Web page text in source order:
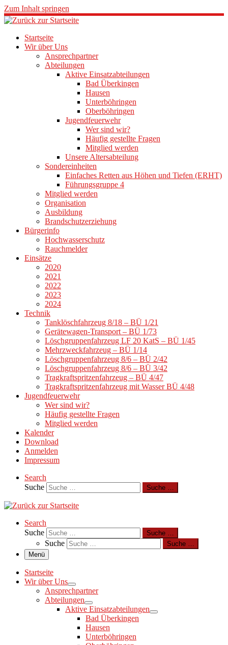
Zum Inhalt springen
Startseite
Wir über Uns
Ansprechpartner
Abteilungen
Aktive Einsatzabteilungen
Bad Überkingen
Hausen
Unterböhringen
Oberböhringen
Jugendfeuerwehr
Wer sind wir?
Häufig gestellte Fragen
Mitglied werden
Unsere Altersabteilung
Sondereinheiten
Einfaches Retten aus Höhen und Tiefen (ERHT)
Führungsgruppe 4
Mitglied werden
Organisation
Ausbildung
Brandschutzerziehung
Bürgerinfo
Hochwasserschutz
Rauchmelder
Einsätze
2020
2021
2022
2023
2024
Technik
Tanklöschfahrzeug 8/18 – BÜ 1/21
Gerätewagen-Transport – BÜ 1/73
Löschgruppenfahrzeug LF 20 KatS – BÜ 1/45
Mehrzweckfahrzeug – BÜ 1/14
Löschgruppenfahrzeug 8/6 – BÜ 2/42
Löschgruppenfahrzeug 8/6 – BÜ 3/42
Tragkraftspritzenfahrzeug – BÜ 4/47
Tragkraftspritzenfahrzeug mit Wasser BÜ 4/48
Jugendfeuerwehr
Wer sind wir?
Häufig gestellte Fragen
Mitglied werden
Kalender
Download
Anmelden
Impressum
Search
Suche
Suche …
Search
Suche
Suche …
Suche
Suche …
Menü
Startseite
Wir über Uns
Ansprechpartner
Abteilungen
Aktive Einsatzabteilungen
Bad Überkingen
Hausen
Unterböhringen